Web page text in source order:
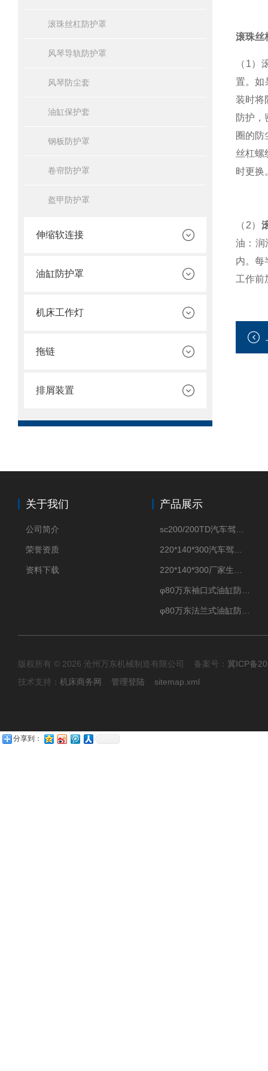
滚珠丝杠防护罩
风琴导轨防护罩
风琴防尘套
油缸保护套
钢板防护罩
卷帘防护罩
盔甲防护罩
伸缩软连接
油缸防护罩
机床工作灯
拖链
排屑装置
滚珠丝
（1）
置。如
装时将
防护，
圈的防
丝杠螺
时更换
（2）
油：润
内。每
工作前
关于我们
公司简介
荣誉资质
资料下载
产品展示
版权所有 © 2026 沧州万东机械制造有限公司 备案号： 冀ICP备
技术支持： 机床商务网 管理登陆 sitemap.xml
分享到：